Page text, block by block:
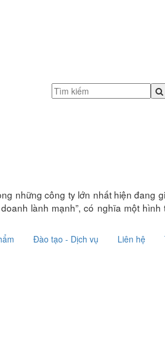
những công ty lớn nhất hiện
lành mạnh”, có nghĩa một
Đào tạo - Dịch vụ Liên hệ